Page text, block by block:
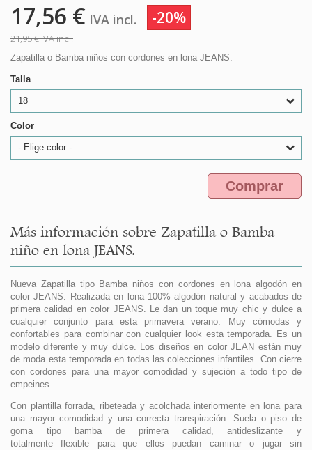
17,56 € IVA incl. -20%
21,95 €IVA incl.
Zapatilla o Bamba niños con cordones en lona JEANS.
Talla
18
Color
- Elige color -
Comprar
Más información sobre Zapatilla o Bamba
niño en lona JEANS.
Nueva Zapatilla tipo Bamba niños con cordones en lona algodón en
color JEANS. Realizada en lona 100% algodón natural y acabados de
primera calidad en color JEANS. Le dan un toque muy chic y dulce a
cualquier conjunto para esta primavera verano. Muy cómodas y
confortables para combinar con cualquier look esta temporada. Es un
modelo diferente y muy dulce. Los diseños en color JEAN están muy
de moda esta temporada en todas las colecciones infantiles. Con cierre
con cordones para una mayor comodidad y sujeción a todo tipo de
empeines.
Con plantilla forrada, ribeteada y acolchada interiormente en lona para
una mayor comodidad y una correcta transpiración. Suela o piso de
goma tipo bamba de primera calidad, antideslizante y
totalmente flexible para que ellos puedan caminar o jugar sin